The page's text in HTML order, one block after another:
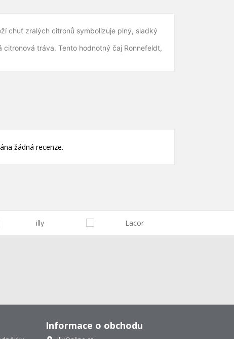
chuť zralých citronů symbolizuje plný, sladký
tráva. Tento hodnotný čaj Ronnefeldt,
žádná recenze.
Informace o obchodu
×
×